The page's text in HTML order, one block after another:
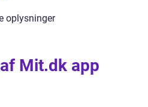
oplysninger
Mit.dk app